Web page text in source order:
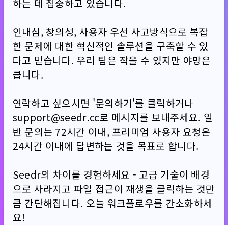
하는 데 집중하고 있습니다.
인내심, 창의성, 사용자 우선 사고방식으로 복잡
한 문제에 대한 혁신적인 솔루션을 구축할 수 있
다고 믿습니다. 우리 팀은 작을 수 있지만 야망은
큽니다.
연락하고 싶으시면 '문의하기'를 클릭하거나
support@seedr.cc로 메시지를 보내주세요. 일
반 문의는 72시간 이내, 프리미엄 사용자 요청은
24시간 이내에 답변하는 것을 목표로 합니다.
Seedr의 차이를 경험하세요 - 고급 기술이 배경
으로 사라지고 파일 접근이 재생을 클릭하는 것만
큼 간단해집니다. 오늘 워크플로우를 간소화하세
요!